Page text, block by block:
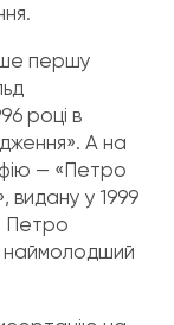
першу
році в
А на
— «Петро
видану у 1999
Петро
наймолодший